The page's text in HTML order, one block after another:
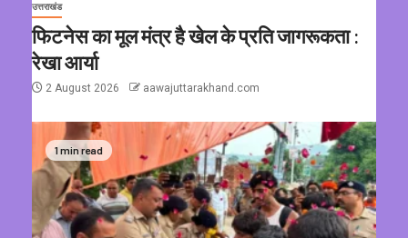
उत्तराखंड
फिटनेस का मूल मंत्र है खेल के प्रति जागरूकता :
रेखा आर्या
2 August 2026 aawajuttarakhand.com
1 min read